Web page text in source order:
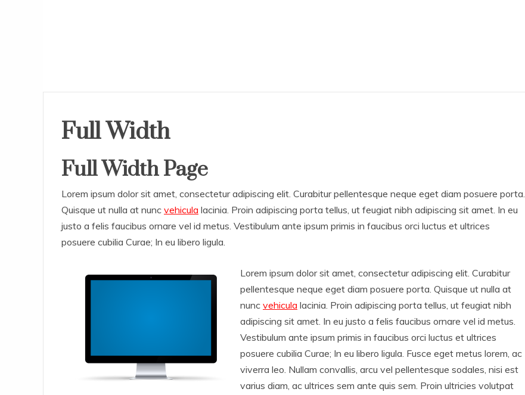
Full Width
FullWidth Page
Lorem ipsum dolor sit amet, consectetur adipiscing elit. Curabitur pellentesque neque eget diam posuere porta.
Quisque ut nulla at nunc vehicula lacinia. Proin adipiscing porta tellus, ut feugiat nibh adipiscing sit amet. In eu
justo a felis faucibus ornare vel id metus. Vestibulum ante ipsum primis in faucibus orci luctus et ultrices
posuere cubilia Curae; In eu libero ligula.
Lorem ipsum dolor sit amet, consectetur adipiscing elit. Curabitur
pellentesque neque eget diam posuere porta. Quisque ut nulla at
nunc vehicula lacinia. Proin adipiscing porta tellus, ut feugiat nibh
adipiscing sit amet. In eu justo a felis faucibus ornare vel id metus.
Vestibulum ante ipsum primis in faucibus orci luctus et ultrices
posuere cubilia Curae; In eu libero ligula. Fusce eget metus lorem, ac
viverra leo. Nullam convallis, arcu vel pellentesque sodales, nisi est
varius diam, ac ultrices sem ante quis sem. Proin ultricies volutpat